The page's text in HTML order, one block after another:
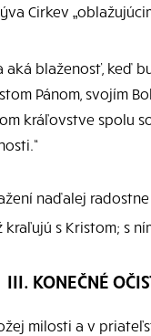
Cirkev
aká blaženosť, keď
Pánom, svojím
kráľovstve spolu
naďalej
kraľujú s Kristom; s
III. KONEČNÉ
milosti a v